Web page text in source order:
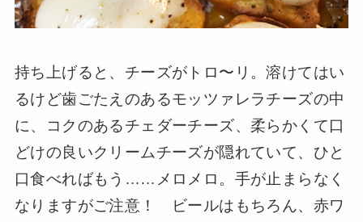
持ち上げると、チーズがトロ〜リ。溶けてはい
るけど歯ごたえのあるモッツァレラチーズの中
に、コクのあるチェダーチーズ、柔らかくて口
どけの良いクリームチーズが隠れていて、ひと
口食べればもう……メロメロ。手が止まらなく
なりますがご注意！ ビールはもちろん、赤ワ